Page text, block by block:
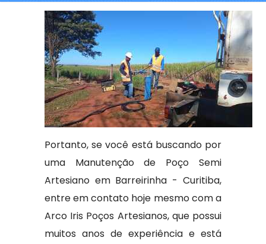
Portanto, se você está buscando por
uma Manutenção de Poço Semi
Artesiano em Barreirinha - Curitiba,
entre em contato hoje mesmo com a
Arco Iris Poços Artesianos, que possui
muitos anos de experiência e está